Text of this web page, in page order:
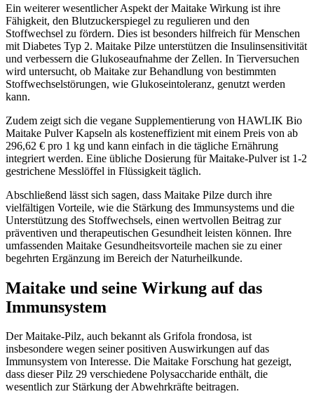
Ein weiterer wesentlicher Aspekt der Maitake Wirkung ist ihre
Fähigkeit, den Blutzuckerspiegel zu regulieren und den
Stoffwechsel zu fördern. Dies ist besonders hilfreich für Menschen
mit Diabetes Typ 2. Maitake Pilze unterstützen die Insulinsensitivität
und verbessern die Glukoseaufnahme der Zellen. In Tierversuchen
wird untersucht, ob Maitake zur Behandlung von bestimmten
Stoffwechselstörungen, wie Glukoseintoleranz, genutzt werden
kann.
Zudem zeigt sich die vegane Supplementierung von HAWLIK Bio
Maitake Pulver Kapseln als kosteneffizient mit einem Preis von ab
296,62 € pro 1 kg und kann einfach in die tägliche Ernährung
integriert werden. Eine übliche Dosierung für Maitake-Pulver ist 1-2
gestrichene Messlöffel in Flüssigkeit täglich.
Abschließend lässt sich sagen, dass Maitake Pilze durch ihre
vielfältigen Vorteile, wie die Stärkung des Immunsystems und die
Unterstützung des Stoffwechsels, einen wertvollen Beitrag zur
präventiven und therapeutischen Gesundheit leisten können. Ihre
umfassenden Maitake Gesundheitsvorteile machen sie zu einer
begehrten Ergänzung im Bereich der Naturheilkunde.
Maitake und seine Wirkung auf das
Immunsystem
Der Maitake-Pilz, auch bekannt als Grifola frondosa, ist
insbesondere wegen seiner positiven Auswirkungen auf das
Immunsystem von Interesse. Die Maitake Forschung hat gezeigt,
dass dieser Pilz 29 verschiedene Polysaccharide enthält, die
wesentlich zur Stärkung der Abwehrkräfte beitragen.